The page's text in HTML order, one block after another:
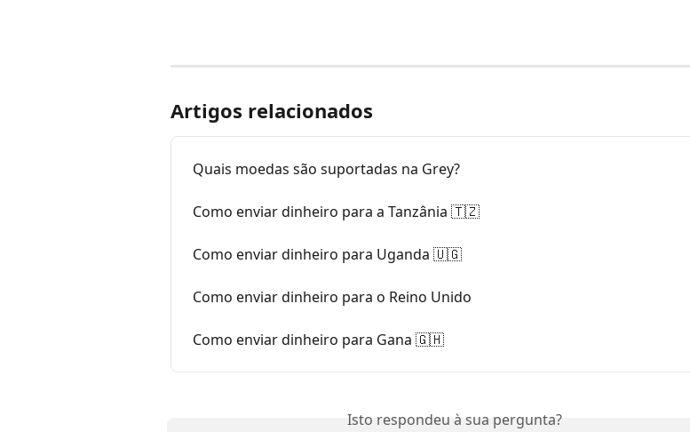
Artigos relacionados
Quais moedas são suportadas na Grey?
Como enviar dinheiro para a Tanzânia 🇹🇿
Como enviar dinheiro para Uganda 🇺🇬
Como enviar dinheiro para o Reino Unido
Como enviar dinheiro para Gana 🇬🇭
Isto respondeu à sua pergunta?